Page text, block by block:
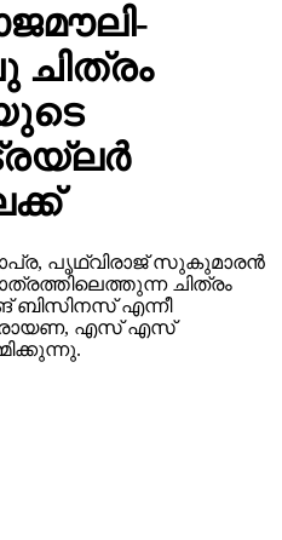
പൃഥ്വിരാജ് സുകുമാരൻ
ചിത്രം
ബിസിനസ് എന്നീ
എസ് എസ്